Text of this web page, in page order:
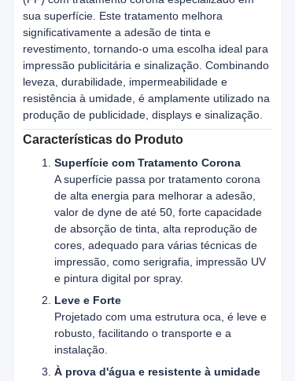
sua superfície. Este tratamento melhora
significativamente a adesão de tinta e
revestimento, tornando-o uma escolha ideal para
impressão publicitária e sinalização. Combinando
leveza, durabilidade, impermeabilidade e
resistência à umidade, é amplamente utilizado na
produção de publicidade, displays e sinalização.
Características do Produto
Superfície com Tratamento Corona
A superfície passa por tratamento corona
de alta energia para melhorar a adesão,
valor de dyne de até 50, forte capacidade
de absorção de tinta, alta reprodução de
cores, adequado para várias técnicas de
impressão, como serigrafia, impressão UV
e pintura digital por spray.
Leve e Forte
Projetado com uma estrutura oca, é leve e
robusto, facilitando o transporte e a
instalação.
À prova d'água e resistente à umidade